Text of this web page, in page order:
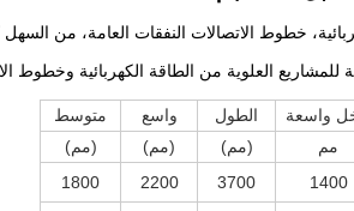
خطوط الاتصالات النفقات العامة، من
للمشاريع العلوية من الطاقة الكهربائية
واسعة الطول واسع
متوسط
مم (مم) (مم)
(مم)
1400
3700
2200
1800